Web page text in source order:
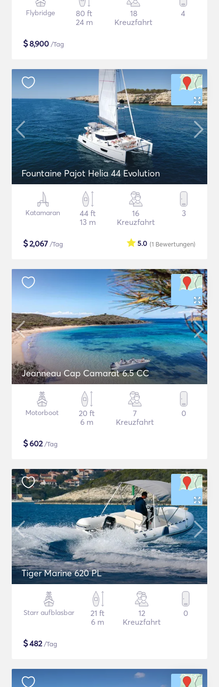
Flybridge
80 ft
24 m
18
Kreuzfahrt
4
$8,900 /Tag
Fountaine Pajot Helia 44 Evolution
Katamaran
44 ft
13 m
16
Kreuzfahrt
3
$2,067 /Tag (1 Bewertungen)
5.0
Jeanneau Cap Camarat 6.5 CC
Motorboot
20 ft
6 m
7
Kreuzfahrt
0
$602/Tag
Tiger Marine 620 PL
Starr aufblasbar
21 ft
6 m
12
Kreuzfahrt
0
$482/Tag